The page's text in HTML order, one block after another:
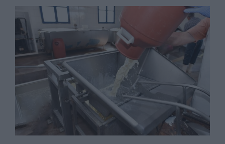
c
e
b
o
o
st
o
o
n
l
ρ
α
σ
τε
ε